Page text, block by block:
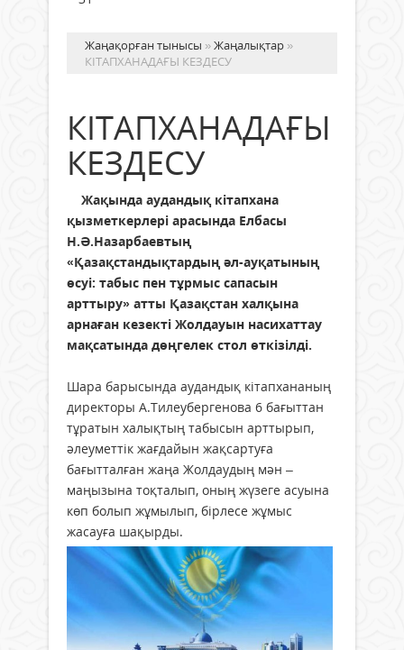
Жаңақорған тынысы »Жаңалықтар »
КІТАПХАНАДАҒЫ КЕЗДЕСУ
КІТАПХАНАДАҒЫ
КЕЗДЕСУ
Жақында аудандық кітапхана
қызметкерлері арасында Елбасы
Н.Ә.Назарбаевтың
«Қазақстандықтардың әл-ауқатының
өсуі: табыс пен тұрмыс сапасын
арттыру» атты Қазақстан халқына
арнаған кезекті Жолдауын насихаттау
мақсатында дөңгелек стол өткізілді.
Шара барысында аудандық кітапхананың
директоры А.Тилеубергенова 6 бағыттан
тұ­ратын халықтың табысын арттырып,
әлеуметтік жағдайын жақсартуға
бағытталған жаңа Жолдаудың мән –
маңызына тоқталып, оның жүзеге асуына
көп болып жұмылып, бірлесе жұмыс
жасауға шақырды.